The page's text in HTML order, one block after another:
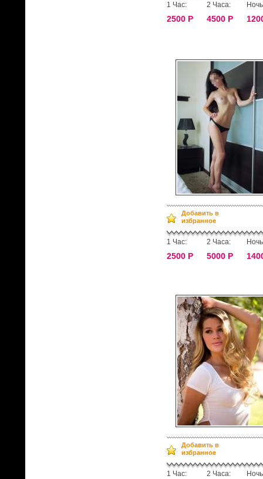
1 Час:
2500 Р
2 Часа:
4500 Р
Добавить в
избранное
1 Час:
2500 Р
2 Часа:
5000 Р
Добавить в
избранное
1 Час: 2 Часа: